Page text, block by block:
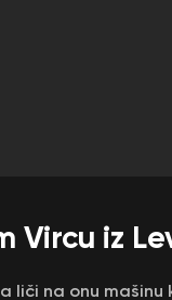
Vircu iz
liči na onu mašinu